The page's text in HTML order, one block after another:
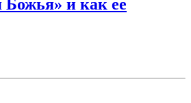
Божья» и как ее